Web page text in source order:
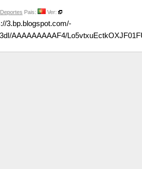
Deportes Pais: Ver:
AAAAAAAAAF4/